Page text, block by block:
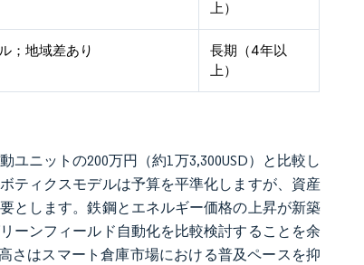
上）
；地域差あり
長期（4年以
上）
ニットの200万円（約1万3,300USD）と比較し
ティクスモデルは予算を平準化しますが、資産
とします。鉄鋼とエネルギー価格の上昇が新築
ーンフィールド自動化を比較検討することを余
さはスマート倉庫市場における普及ペースを抑